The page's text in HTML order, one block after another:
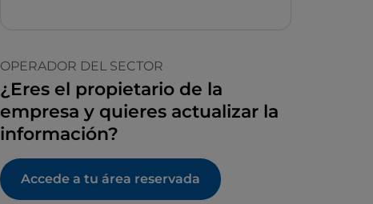
OPERADOR DEL SECTOR
¿Eres el propietario de la
empresa y quieres actualizar la
información?
Accede a tu área reservada